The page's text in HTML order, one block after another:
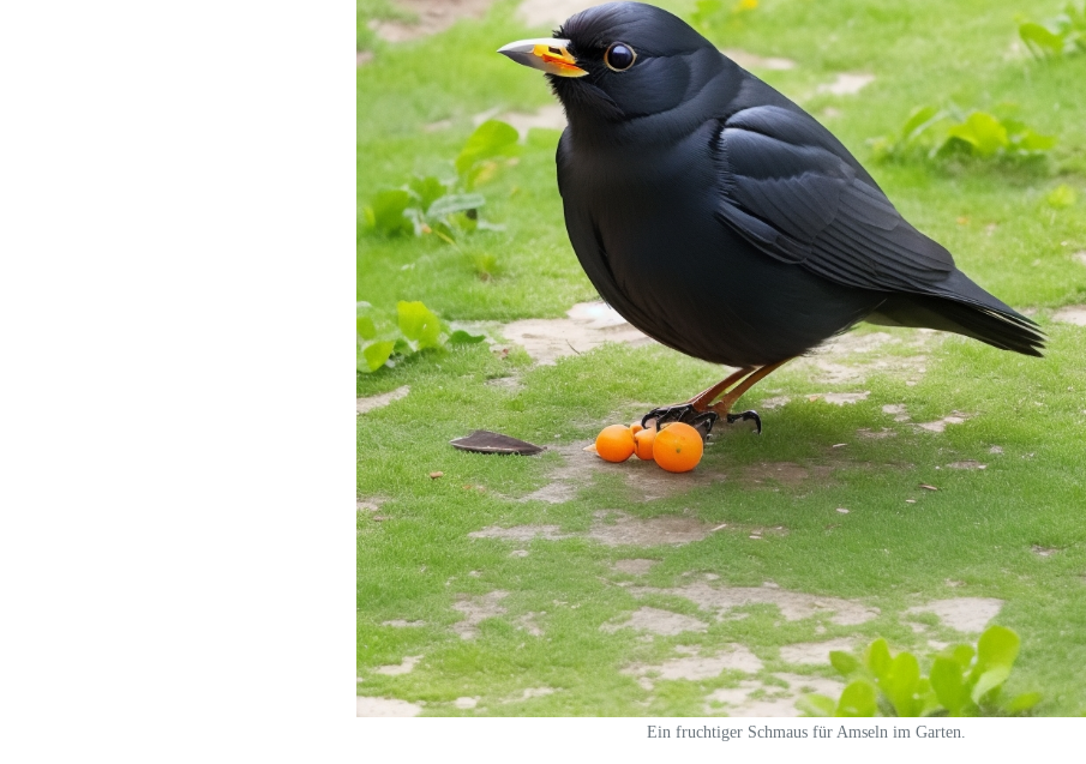
Ein fruchtiger Schmaus für Amseln im Garten.